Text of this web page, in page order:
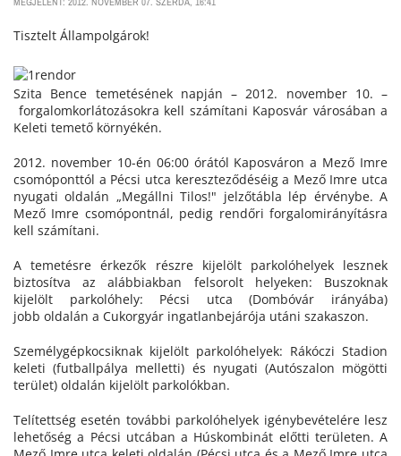
Tisztelt Állampolgárok!
Szita Bence temetésének napján – 2012. november 10. –
forgalomkorlátozásokra kell számítani Kaposvár városában a
Keleti temető környékén.
2012. november 10-én 06:00 órától Kaposváron a Mező Imre
csomóponttól a Pécsi utca kereszteződéséig a Mező Imre utca
nyugati oldalán „Megállni Tilos!" jelzőtábla lép érvénybe. A
Mező Imre csomópontnál, pedig rendőri forgalomirányításra
kell számítani.
A temetésre érkezők részre kijelölt parkolóhelyek lesznek
biztosítva az alábbiakban felsorolt helyeken: Buszoknak
kijelölt parkolóhely: Pécsi utca (Dombóvár irányába)
jobb oldalán a Cukorgyár ingatlanbejárója utáni szakaszon.
Személygépkocsiknak kijelölt parkolóhelyek: Rákóczi Stadion
keleti (futballpálya melletti) és nyugati (Autószalon mögötti
terület) oldalán kijelölt parkolókban.
Telítettség esetén további parkolóhelyek igénybevételére lesz
lehetőség a Pécsi utcában a Húskombinát előtti területen. A